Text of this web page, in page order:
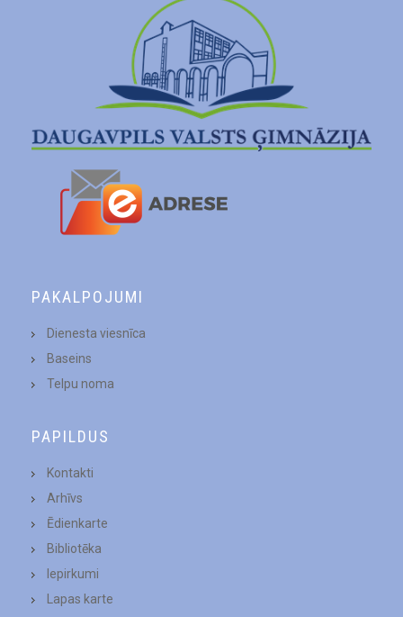
PAKALPOJUMI
Dienesta viesnīca
Baseins
Telpu noma
PAPILDUS
Kontakti
Arhīvs
Ēdienkarte
Bibliotēka
Iepirkumi
Lapas karte